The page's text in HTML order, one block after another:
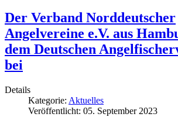
Der Verband Norddeutscher
Angelvereine e.V. aus
dem Deutschen
bei
Details
Kategorie: Aktuelles
Veröffentlicht: 05. September 2023